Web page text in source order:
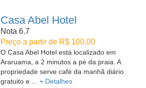
Casa Abel Hotel
Nota 6.7
Preço a partir de R$ 100,00
O Casa Abel Hotel está localizado em
Araruama, a 2 minutos a pé da praia. A
propriedade serve café da manhã diário
gratuito e ... + Detalhes